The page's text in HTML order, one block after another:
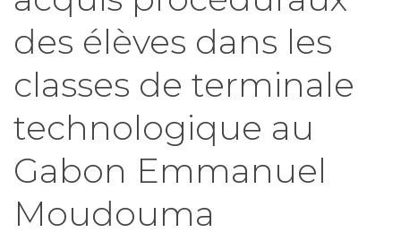
des élèves dans les
classes de terminale
technologique au
Gabon Emmanuel
Moudouma